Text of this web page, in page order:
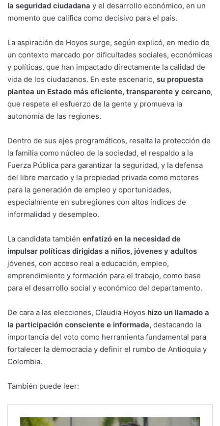
la seguridad ciudadana y el desarrollo económico, en un
momento que califica como decisivo para el país.
La aspiración de Hoyos surge, según explicó, en medio de
un contexto marcado por dificultades sociales, económicas
y políticas, que han impactado directamente la calidad de
vida de los ciudadanos. En este escenario, su propuesta
plantea un Estado más eficiente, transparente y cercano,
que respete el esfuerzo de la gente y promueva la
autonomía de las regiones.
Dentro de sus ejes programáticos, resalta la protección de
la familia como núcleo de la sociedad, el respaldo a la
Fuerza Pública para garantizar la seguridad, y la defensa
del libre mercado y la propiedad privada como motores
para la generación de empleo y oportunidades,
especialmente en subregiones con altos índices de
informalidad y desempleo.
La candidata también enfatizó en la necesidad de
impulsar políticas dirigidas a niños, jóvenes y adultos
jóvenes, con acceso real a educación, empleo,
emprendimiento y formación para el trabajo, como base
para el desarrollo social y económico del departamento.
De cara a las elecciones, Claudia Hoyos hizo un llamado a
la participación consciente e informada, destacando la
importancia del voto como herramienta fundamental para
fortalecer la democracia y definir el rumbo de Antioquia y
Colombia.
También puede leer: